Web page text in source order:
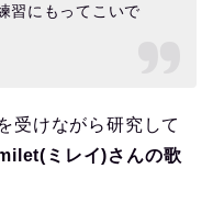
習にもってこいで
受けながら研究して
ミレイ)さんの歌